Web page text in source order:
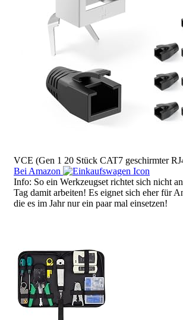
VCE (Gen 1 20 Stück CAT7 geschirmter
Bei Amazon
Info: So ein Werkzeugset richtet sich nicht
Tag damit arbeiten! Es eignet sich eher für
die es im Jahr nur ein paar mal einsetzen!